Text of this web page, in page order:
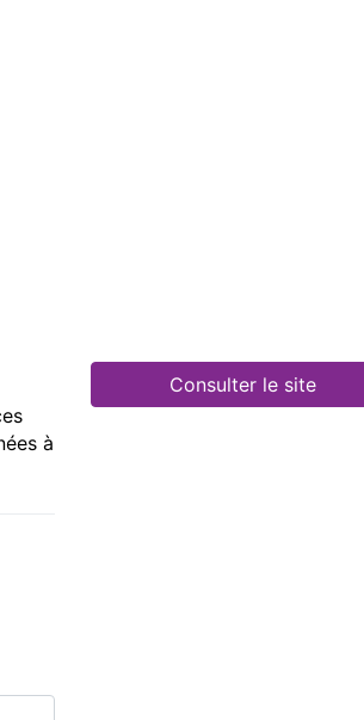
à
Consulter le site